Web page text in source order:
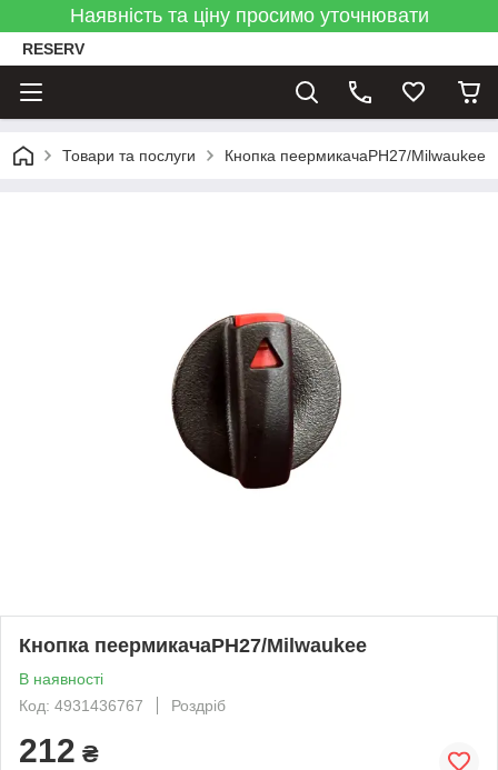
Наявність та ціну просимо уточнювати
RESERV
Товари та послуги Кнопка пеермикачаPH27/Milwaukee
Кнопка пеермикачаPH27/Milwaukee
В наявності
Код: 4931436767
Роздріб
212 ₴